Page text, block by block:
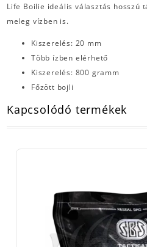
Life Boilie ideális választás hosszú
meleg vízben is.
Kiszerelés: 20 mm
Több ízben elérhető
Kiszerelés: 800 gramm
Főzött bojli
Kapcsolódó termékek